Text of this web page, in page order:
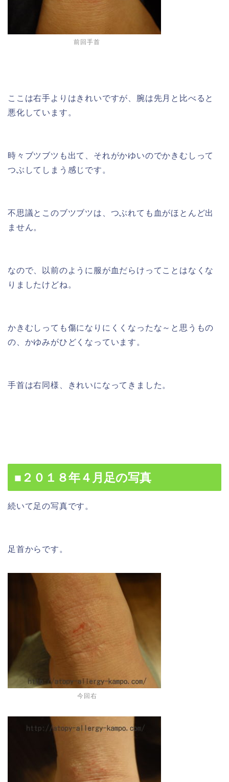
前回手首
ここは右手よりはきれいですが、腕は先月と比べると
悪化しています。
時々ブツブツも出て、それがかゆいのでかきむしって
つぶしてしまう感じです。
不思議とこのブツブツは、つぶれても血がほとんど出
ません。
なので、以前のように服が血だらけってことはなくな
りましたけどね。
かきむしっても傷になりにくくなったな～と思うもの
の、かゆみがひどくなっています。
手首は右同様、きれいになってきました。
■２０１８年４月足の写真
続いて足の写真です。
足首からです。
今回右